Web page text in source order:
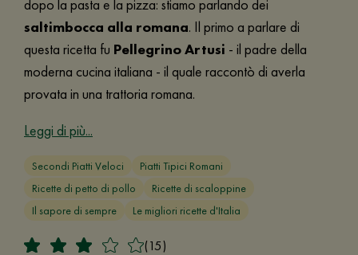
dopo la pasta e la pizza: stiamo parlando dei
saltimbocca alla romana. Il primo a parlare di
questa ricetta fu Pellegrino Artusi - il padre della
moderna cucina italiana - il quale raccontò di averla
provata in una trattoria romana.
Leggi di più...
Secondi Piatti Veloci
Piatti Tipici Romani
Ricette di petto di pollo
Ricette di scaloppine
Il sapore di sempre
Le migliori ricette d'Italia
(15)